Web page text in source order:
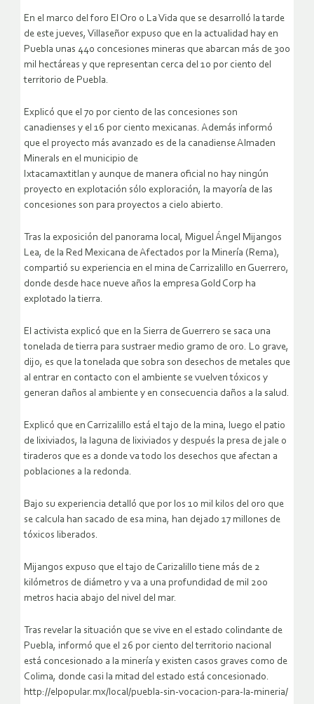
En el marco del foro El Oro o La Vida que se desarrolló la tarde
de este jueves, Villaseñor expuso que en la actualidad hay en
Puebla unas 440 concesiones mineras que abarcan más de 300
mil hectáreas y que representan cerca del 10 por ciento del
territorio de Puebla.
Explicó que el 70 por ciento de las concesiones son
canadienses y el 16 por ciento mexicanas. Además informó
que el proyecto más avanzado es de la canadiense Almaden
Minerals en el municipio de
Ixtacamaxtitlan y aunque de manera oficial no hay ningún
proyecto en explotación sólo exploración, la mayoría de las
concesiones son para proyectos a cielo abierto.
Tras la exposición del panorama local, Miguel Ángel Mijangos
Lea, de la Red Mexicana de Afectados por la Minería (Rema),
compartió su experiencia en el mina de Carrizalillo en Guerrero,
donde desde hace nueve años la empresa Gold Corp ha
explotado la tierra.
El activista explicó que en la Sierra de Guerrero se saca una
tonelada de tierra para sustraer medio gramo de oro. Lo grave,
dijo, es que la tonelada que sobra son desechos de metales que
al entrar en contacto con el ambiente se vuelven tóxicos y
generan daños al ambiente y en consecuencia daños a la salud.
Explicó que en Carrizalillo está el tajo de la mina, luego el patio
de lixiviados, la laguna de lixiviados y después la presa de jale o
tiraderos que es a donde va todo los desechos que afectan a
poblaciones a la redonda.
Bajo su experiencia detalló que por los 10 mil kilos del oro que
se calcula han sacado de esa mina, han dejado 17 millones de
tóxicos liberados.
Mijangos expuso que el tajo de Carizalillo tiene más de 2
kilómetros de diámetro y va a una profundidad de mil 200
metros hacia abajo del nivel del mar.
Tras revelar la situación que se vive en el estado colindante de
Puebla, informó que el 26 por ciento del territorio nacional
está concesionado a la minería y existen casos graves como de
Colima, donde casi la mitad del estado está concesionado.
http://elpopular.mx/local/puebla-sin-vocacion-para-la-mineria/